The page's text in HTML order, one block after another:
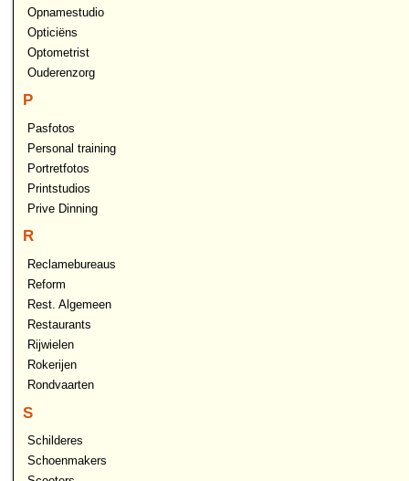
Opnamestudio
Opticiëns
Optometrist
Ouderenzorg
P
Pasfotos
Personal training
Portretfotos
Printstudios
Prive Dinning
R
Reclamebureaus
Reform
Rest. Algemeen
Restaurants
Rijwielen
Rokerijen
Rondvaarten
S
Schilderes
Schoenmakers